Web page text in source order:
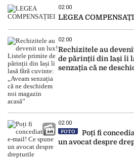
02:00
LEGEA
02:00
Rechizitele au
de părinții din Iași îi
senzația că ne
02:00
FOTO
Poți fi
un avocat despre